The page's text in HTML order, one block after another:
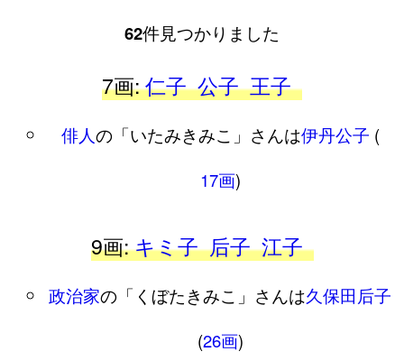
62件見つかりました
7画:仁子 公子 王子
俳人の「いたみきみこ」さんは伊丹公子 (
17画)
9画:キミ子 后子 江子
政治家の「くぼたきみこ」さんは久保田后子
(26画)